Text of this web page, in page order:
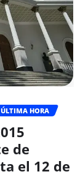
ÚLTIMA HORA
de
el 12 de